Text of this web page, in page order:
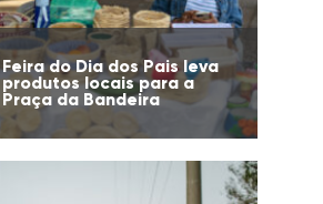
Feira do Dia dos Pais leva
produtos locais para a
Praça da Bandeira